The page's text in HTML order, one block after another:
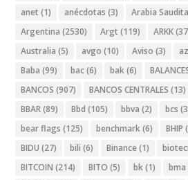
anet (1) anécdotas (3) Arabia Saudita
Argentina (2530) Argt (119) ARKK
Australia (5) avgo (10) Aviso (3)
Baba (99) bac(6) bak(6)
BANCOS (907) BANCOS CENTRALES (13)
BBAR(89) Bbd (105) bbva (2) bcs
bear flags (125) benchmark(6) BHIP
BIDU (27) bili (6) Binance (1)
BITCOIN (214) BITO (5) bk(1) bma